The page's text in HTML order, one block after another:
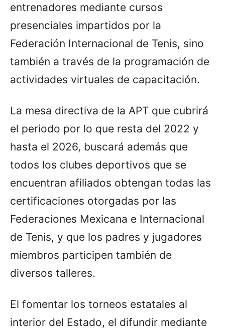
entrenadores mediante cursos
presenciales impartidos por la
Federación Internacional de Tenis, sino
también a través de la programación de
actividades virtuales de capacitación.
La mesa directiva de la APT que cubrirá
el periodo por lo que resta del 2022 y
hasta el 2026, buscará además que
todos los clubes deportivos que se
encuentran afiliados obtengan todas las
certificaciones otorgadas por las
Federaciones Mexicana e Internacional
de Tenis, y que los padres y jugadores
miembros participen también de
diversos talleres.
El fomentar los torneos estatales al
interior del Estado, el difundir mediante